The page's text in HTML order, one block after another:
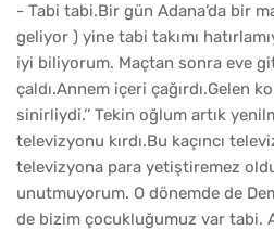
- Tabi tabi.Bir gün Adana’da bir
geliyor ) yine tabi takımı
iyi biliyorum. Maçtan sonra eve
çaldı.Annem içeri çağırdı.Gelen
sinirliydi.’’ Tekin oğlum artık
televizyonu kırdı.Bu kaçıncı
televizyona para yetiştiremez
unutmuyorum. O dönemde de
de bizim çocukluğumuz var tabi.